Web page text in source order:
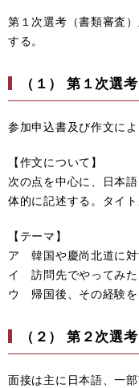
第１次選考（書類審査
する。
（１） 第１次選
参加申込書及び作文によ
【作文について】
次の点を中心に、日本
体的に記述する。タイ
【テーマ】
ア 韓国や慶尚北道に対
イ 訪問先でやってみた
ウ 帰国後、その経験を
（２） 第２次選考
面接は主に日本語、一部